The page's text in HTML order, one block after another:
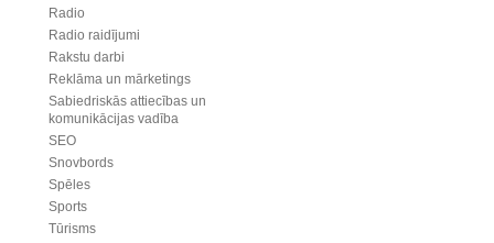
Radio
Radio raidījumi
Rakstu darbi
Reklāma un mārketings
Sabiedriskās attiecības un
komunikācijas vadība
SEO
Snovbords
Spēles
Sports
Tūrisms